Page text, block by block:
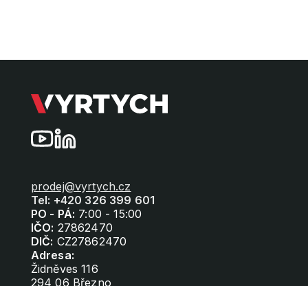
prodej@vyrtych.cz
Tel: +420 326 399 601
PO - PÁ: 7:00 - 15:00
IČO: 27862470
DIČ: CZ27862470
Adresa:
Židněves 116
294 06 Březno